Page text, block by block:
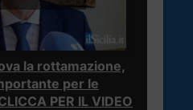
la rottamazione,
per le
PER IL VIDEO